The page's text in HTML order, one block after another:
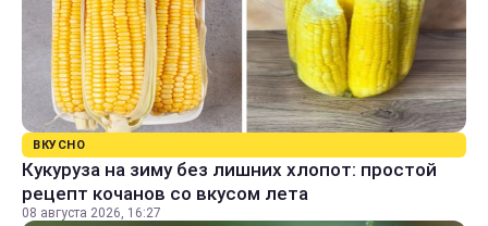
ВКУСНО
Кукуруза на зиму без лишних хлопот: простой
рецепт кочанов со вкусом лета
08 августа 2026, 16:27